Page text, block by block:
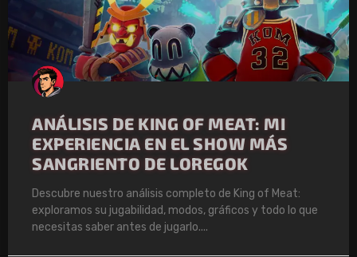
ANÁLISIS DE KING OF MEAT: MI
EXPERIENCIA EN EL SHOW MÁS
SANGRIENTO DE LOREGOK
Descubre nuestro análisis completo de King of Meat:
exploramos su jugabilidad, modos, gráficos y todo lo que
necesitas saber antes de jugarlo.